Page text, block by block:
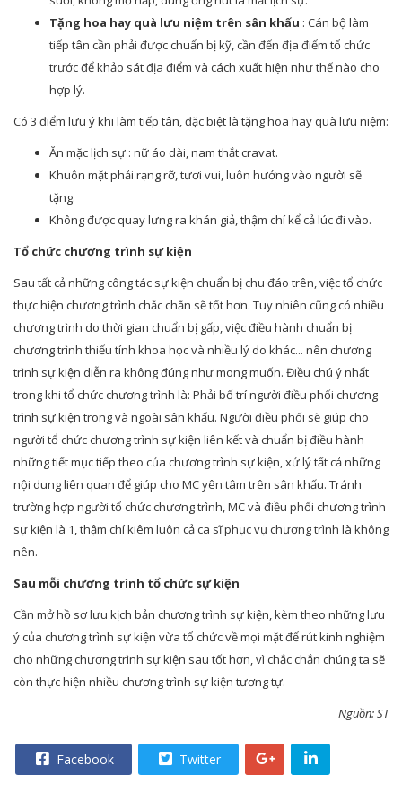
Tặng hoa hay quà lưu niệm trên sân khấu : Cán bộ làm
tiếp tân cần phải được chuẩn bị kỹ, cần đến địa điểm tổ chức
trước để khảo sát địa điểm và cách xuất hiện như thế nào cho
hợp lý.
Có 3 điểm lưu ý khi làm tiếp tân, đặc biệt là tặng hoa hay quà lưu niệm:
Ăn mặc lịch sự : nữ áo dài, nam thắt cravat.
Khuôn mặt phải rạng rỡ, tươi vui, luôn hướng vào người sẽ
tặng.
Không được quay lưng ra khán giả, thậm chí kể cả lúc đi vào.
Tổ chức chương trình sự kiện
Sau tất cả những công tác sự kiện chuẩn bị chu đáo trên, việc tổ chức
thực hiện chương trình chắc chắn sẽ tốt hơn. Tuy nhiên cũng có nhiều
chương trình do thời gian chuẩn bị gấp, việc điều hành chuẩn bị
chương trình thiếu tính khoa học và nhiều lý do khác... nên chương
trình sự kiện diễn ra không đúng như mong muốn. Điều chú ý nhất
trong khi tổ chức chương trình là: Phải bố trí người điều phối chương
trình sự kiện trong và ngoài sân khấu. Người điều phối sẽ giúp cho
người tổ chức chương trình sự kiện liên kết và chuẩn bị điều hành
những tiết mục tiếp theo của chương trình sự kiện, xử lý tất cả những
nội dung liên quan để giúp cho MC yên tâm trên sân khấu. Tránh
trường hợp người tổ chức chương trình, MC và điều phối chương trình
sự kiện là 1, thậm chí kiêm luôn cả ca sĩ phục vụ chương trình là không
nên.
Sau mỗi chương trình tổ chức sự kiện
Cần mở hồ sơ lưu kịch bản chương trình sự kiện, kèm theo những lưu
ý của chương trình sự kiện vừa tổ chức về mọi mặt để rút kinh nghiệm
cho những chương trình sự kiện sau tốt hơn, vì chắc chắn chúng ta sẽ
còn thực hiện nhiều chương trình sự kiện tương tự.
Nguồn: ST
Facebook Twitter